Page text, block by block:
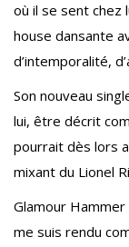
où il se sent chez
house dansante
d’intemporalité,
Son nouveau
lui, être décrit
pourrait dès lors
mixant du Lionel
Glamour Hammer
me suis rendu